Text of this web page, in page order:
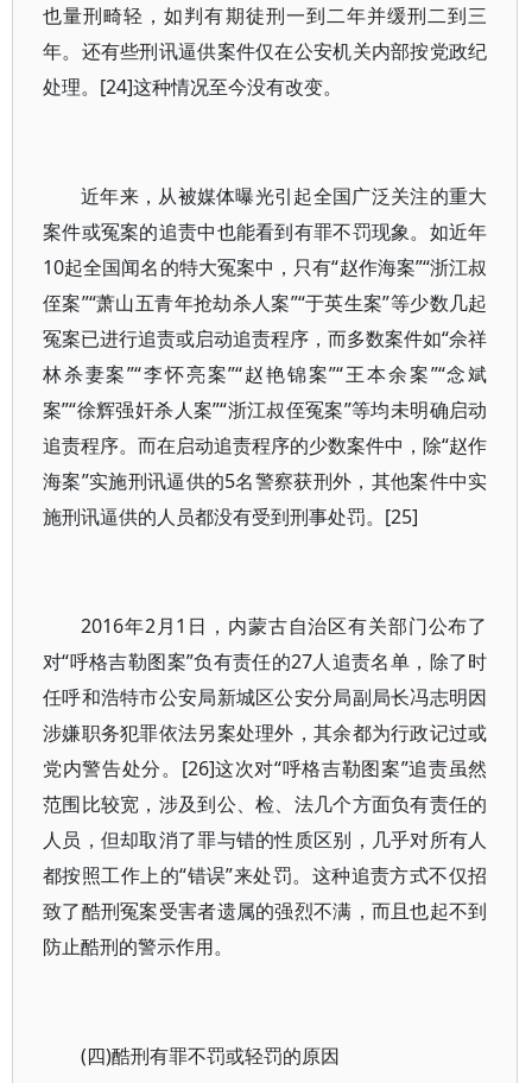
也量刑畸轻，如判有期徒刑一到二年并缓刑二到三
年。还有些刑讯逼供案件仅在公安机关内部按党政纪
处理。[24]这种情况至今没有改变。
近年来，从被媒体曝光引起全国广泛关注的重大
案件或冤案的追责中也能看到有罪不罚现象。如近年
10起全国闻名的特大冤案中，只有“赵作海案”“浙江叔
侄案”“萧山五青年抢劫杀人案”“于英生案”等少数几起
冤案已进行追责或启动追责程序，而多数案件如“佘祥
林杀妻案”“李怀亮案”“赵艳锦案”“王本余案”“念斌
案”“徐辉强奸杀人案”“浙江叔侄冤案”等均未明确启动
追责程序。而在启动追责程序的少数案件中，除“赵作
海案”实施刑讯逼供的5名警察获刑外，其他案件中实
施刑讯逼供的人员都没有受到刑事处罚。[25]
2016年2月1日，内蒙古自治区有关部门公布了
对“呼格吉勒图案”负有责任的27人追责名单，除了时
任呼和浩特市公安局新城区公安分局副局长冯志明因
涉嫌职务犯罪依法另案处理外，其余都为行政记过或
党内警告处分。[26]这次对“呼格吉勒图案”追责虽然
范围比较宽，涉及到公、检、法几个方面负有责任的
人员，但却取消了罪与错的性质区别，几乎对所有人
都按照工作上的“错误”来处罚。这种追责方式不仅招
致了酷刑冤案受害者遗属的强烈不满，而且也起不到
防止酷刑的警示作用。
(四)酷刑有罪不罚或轻罚的原因